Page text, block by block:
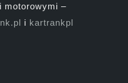
motorowymi –
i kartrankpl